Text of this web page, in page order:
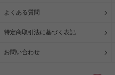
よくある質問
特定商取引法に基づく表記
お問い合わせ